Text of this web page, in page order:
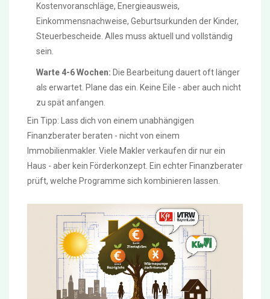
Kostenvoranschläge, Energieausweis,
Einkommensnachweise, Geburtsurkunden der Kinder,
Steuerbescheide. Alles muss aktuell und vollständig
sein.
Warte 4-6 Wochen: Die Bearbeitung dauert oft länger
als erwartet. Plane das ein. Keine Eile - aber auch nicht
zu spät anfangen.
Ein Tipp: Lass dich von einem unabhängigen
Finanzberater beraten - nicht von einem
Immobilienmakler. Viele Makler verkaufen dir nur ein
Haus - aber kein Förderkonzept. Ein echter Finanzberater
prüft, welche Programme sich kombinieren lassen.